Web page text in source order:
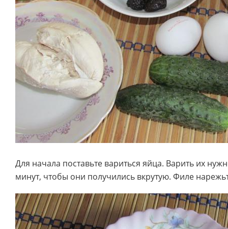
Для начала поставьте вариться яйца. Варить их
минут, чтобы они получились вкрутую. Филе